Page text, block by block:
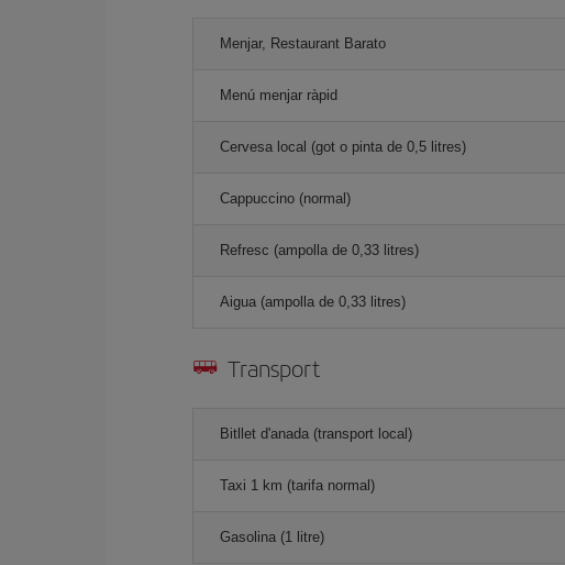
Menjar, Restaurant Barato
Menú menjar ràpid
Cervesa local (got o pinta de 0,5 litres)
Cappuccino (normal)
Refresc (ampolla de 0,33 litres)
Aigua (ampolla de 0,33 litres)
Transport
Bitllet d'anada (transport local)
Taxi 1 km (tarifa normal)
Gasolina (1 litre)